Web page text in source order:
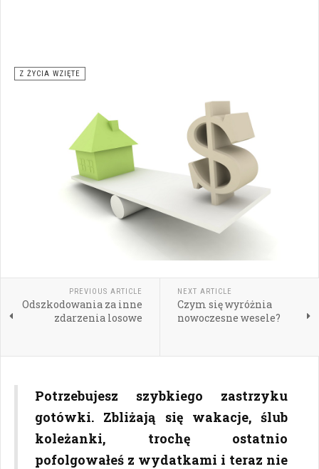
Z ŻYCIA WZIĘTE
PREVIOUS ARTICLE
Odszkodowania za inne
zdarzenia losowe
NEXT ARTICLE
Czym się wyróżnia
nowoczesne wesele?
Potrzebujesz szybkiego zastrzyku
gotówki. Zbliżają się wakacje, ślub
koleżanki, trochę ostatnio
pofolgowałeś z wydatkami i teraz nie